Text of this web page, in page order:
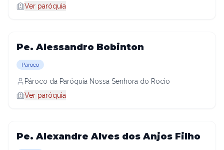
Ver paróquia
Pe. Alessandro Bobinton
Pároco
Pároco da Paróquia Nossa Senhora do Rocio
Ver paróquia
Pe. Alexandre Alves dos Anjos Filho